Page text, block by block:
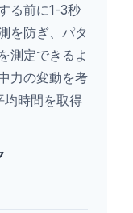
る前に1-3秒
を防ぎ、パタ
測定できるよ
力の変動を考
均時間を取得